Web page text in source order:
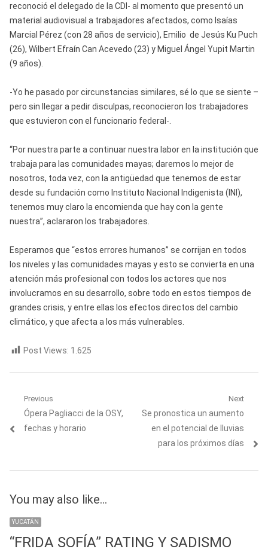
reconoció el delegado de la CDI- al momento que presentó un
material audiovisual a trabajadores afectados, como Isaías
Marcial Pérez (con 28 años de servicio), Emilio de Jesús Ku Puch
(26), Wilbert Efraín Can Acevedo (23) y Miguel Ángel Yupit Martin
(9 años).
-Yo he pasado por circunstancias similares, sé lo que se siente –
pero sin llegar a pedir disculpas, reconocieron los trabajadores
que estuvieron con el funcionario federal-.
“Por nuestra parte a continuar nuestra labor en la institución que
trabaja para las comunidades mayas; daremos lo mejor de
nosotros, toda vez, con la antigüedad que tenemos de estar
desde su fundación como Instituto Nacional Indigenista (INI),
tenemos muy claro la encomienda que hay con la gente
nuestra”, aclararon los trabajadores.
Esperamos que “estos errores humanos” se corrijan en todos
los niveles y las comunidades mayas y esto se convierta en una
atención más profesional con todos los actores que nos
involucramos en su desarrollo, sobre todo en estos tiempos de
grandes crisis, y entre ellas los efectos directos del cambio
climático, y que afecta a los más vulnerables.
Post Views: 1.625
Navegación
de
Previous
Previous
post:
Ópera Pagliacci de la OSY,
fechas y horario
Next
Next
post:
Se pronostica un aumento
en el potencial de lluvias
para los próximos días
You may also like...
YUCATÁN
“FRIDA SOFÍA” RATING Y SADISMO